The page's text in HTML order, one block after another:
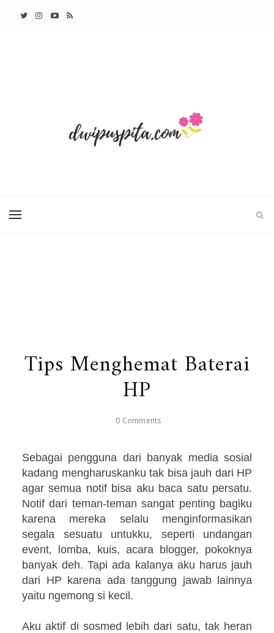
Tips Menghemat Baterai
HP
0 Comments
Sebagai pengguna dari banyak media sosial
kadang mengharuskanku tak bisa jauh dari HP
agar semua notif bisa aku baca satu persatu.
Notif dari teman-teman sangat penting bagiku
karena mereka selalu menginformasikan
segala sesuatu untukku, seperti undangan
event, lomba, kuis, acara blogger, pokoknya
banyak deh. Tapi ada kalanya aku harus jauh
dari HP karena ada tanggung jawab lainnya
yaitu ngemong si kecil.
Aku aktif di sosmed lebih dari satu, tak heran